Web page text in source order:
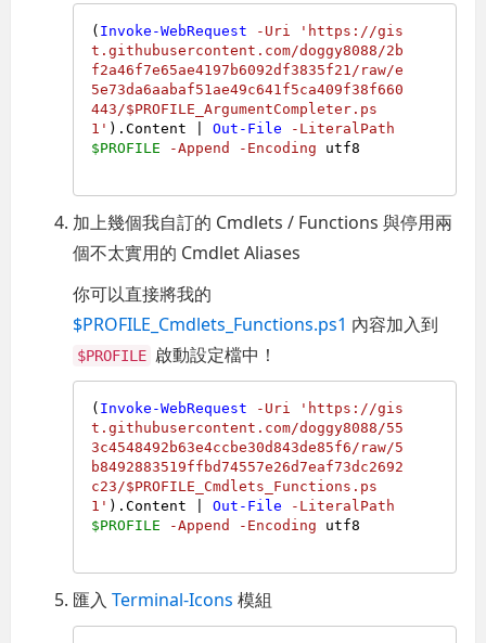
( Invoke-WebRequest -Uri
'https://gis
t.githubusercontent.com/doggy8088/2b
f2a46f7e65ae4197b6092df3835f21/raw/e
5e73da6aabaf51ae49c641f5ca409f38f660
443/$PROFILE_ArgumentCompleter.ps
1' ).Content | Out-File
-LiteralPath
$PROFILE
-Append -Encoding utf8
加上幾個我自訂的 Cmdlets / Functions 與停用兩
個不太實用的 Cmdlet Aliases
你可以直接將我的
$PROFILE_Cmdlets_Functions.ps1 內容加入到
$PROFILE 啟動設定檔中！
( Invoke-WebRequest -Uri
'https://gis
t.githubusercontent.com/doggy8088/55
3c4548492b63e4ccbe30d843de85f6/raw/5
b8492883519ffbd74557e26d7eaf73dc2692
c23/$PROFILE_Cmdlets_Functions.ps
1' ).Content | Out-File
-LiteralPath
$PROFILE
-Append -Encoding utf8
匯入Terminal-Icons 模組